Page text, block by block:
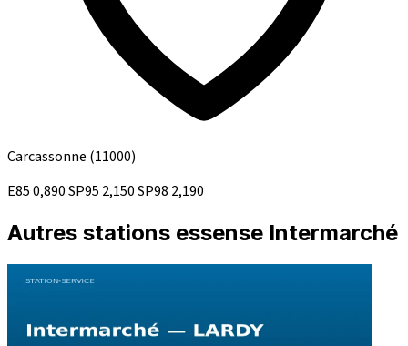
Carcassonne (11000)
E850,890SP95 2,150SP98 2,190
Autres stations essense Intermarché